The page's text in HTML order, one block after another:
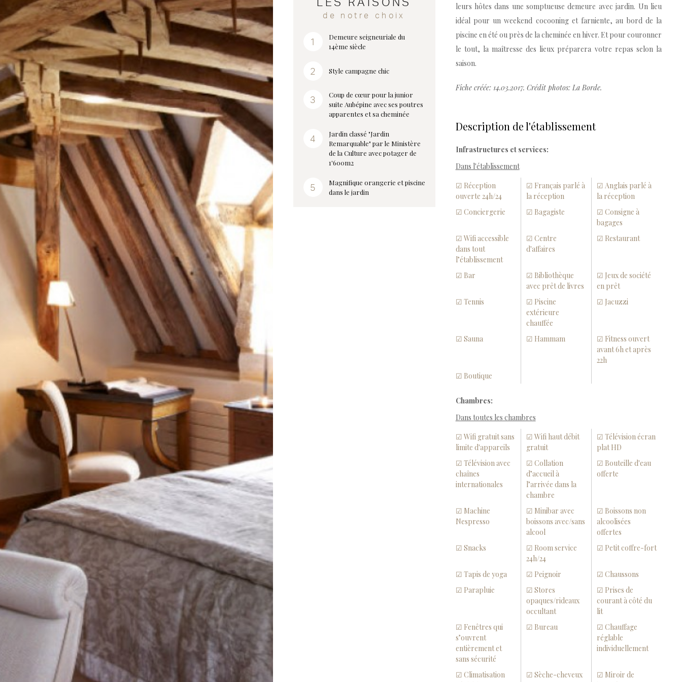
de notre choix
Demeure seigneuriale du
14ème siècle
Style campagne chic
Coup de cœur pour la junior
suite Aubépine avec ses poutres
apparentes et sa cheminée
Jardin classé "Jardin
Remarquable" par le Ministère
de la Culture avec potager de
1'600m2
Magnifique orangerie et piscine
dans le jardin
leurs hôtes dans une somptueuse demeure avec jardin. Un lieu
idéal pour un weekend cocooning et farniente, au bord de la
piscine en été ou près de la cheminée en hiver. Et pour couronner
le tout, la maîtresse des lieux préparera votre repas selon la
saison.
Fiche créée: 14.03.2017. Crédit photos: La Borde.
Description de l'établissement
Infrastructures et services:
Dans l'établissement
☑ Réception
ouverte 24h/24
☑ Français parlé à
la réception
☑ Anglais parlé à
la réception
☑ Conciergerie
☑ Bagagiste
☑ Consigne à
bagages
☑ Wifi accessible
dans tout
l’établissement
☑ Centre
d'affaires
☑ Restaurant
☑ Bar
☑ Bibliothèque
avec prêt de livres
☑ Jeux de société
en prêt
☑ Tennis
☑ Piscine
extérieure
chauffée
☑ Jacuzzi
☑ Sauna ☑ Hammam
☑ Fitness ouvert
avant 6h et après
22h
☑ Boutique
Chambres:
Dans toutes les chambres
☑ Wifi gratuit sans
limite d'appareils
☑ Wifi haut débit
gratuit
☑ Télévision écran
plat HD
☑ Télévision avec
chaînes
internationales
☑ Collation
d’accueil à
l’arrivée dans la
chambre
☑ Bouteille d'eau
offerte
☑ Machine
Nespresso
☑ Minibar avec
boissons avec/sans
alcool
☑ Boissons non
alcoolisées
offertes
☑ Snacks
☑ Room service
24h/24
☑ Petit coffre-fort
☑ Tapis de yoga ☑ Peignoir
☑ Chaussons
☑ Parapluie
☑ Stores
opaques/rideaux
occultant
☑ Prises de
courant à côté du
lit
☑ Fenêtres qui
s’ouvrent
entièrement et
sans sécurité
☑ Bureau
☑ Chauffage
réglable
individuellement
☑ Climatisation
☑ Sèche-cheveux
☑ Miroir de